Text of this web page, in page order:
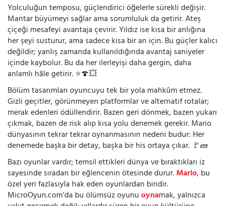
Yolculuğun temposu, güçlendirici öğelerle sürekli değişir.
Mantar büyümeyi sağlar ama sorumluluk da getirir. Ateş
çiçeği mesafeyi avantaja çevirir. Yıldız ise kısa bir anlığına
her şeyi susturur, ama sadece kısa bir an için. Bu güçler kalıcı
değildir; yanlış zamanda kullanıldığında avantaj saniyeler
içinde kaybolur. Bu da her ilerleyişi daha gergin, daha
anlamlı hâle getirir. ⭐🍄💥
Bölüm tasarımları oyuncuyu tek bir yola mahkûm etmez.
Gizli geçitler, görünmeyen platformlar ve alternatif rotalar;
merak edenleri ödüllendirir. Bazen geri dönmek, bazen yukarı
çıkmak, bazen de risk alıp kısa yolu denemek gerekir. Mario
dünyasının tekrar tekrar oynanmasının nedeni budur: Her
denemede başka bir detay, başka bir his ortaya çıkar. 🚩🧱
Bazı oyunlar vardır; temsil ettikleri dünya ve bıraktıkları iz
sayesinde sıradan bir eğlencenin ötesinde durur.Mario, bu
özel yeri fazlasıyla hak eden oyunlardan biridir.
MicroOyun.com’da bu ölümsüz oyunuoynamak, yalnızca